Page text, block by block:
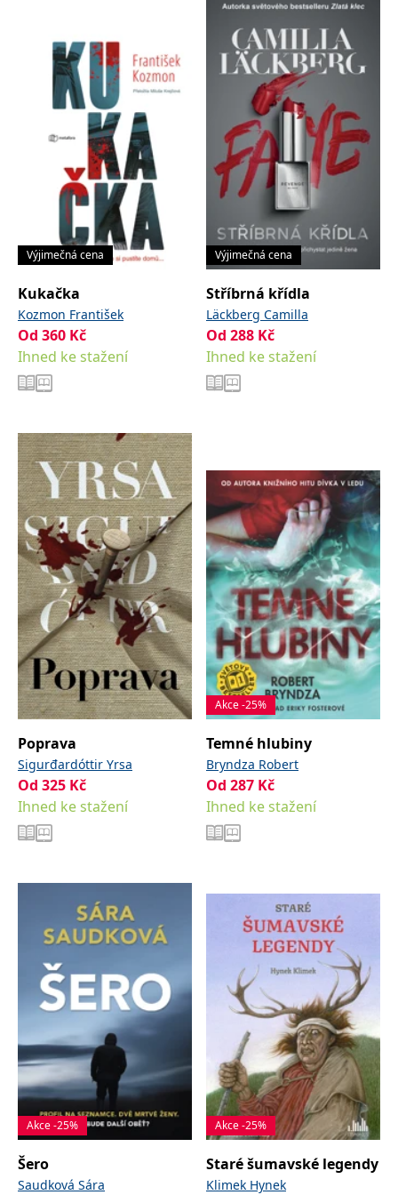
Výjimečná cena
Kukačka
Kozmon František
Od 360 Kč
Ihned ke stažení
Výjimečná cena
Stříbrná křídla
Läckberg Camilla
Od 288 Kč
Ihned ke stažení
Poprava
Sigurđardóttir Yrsa
Od 325 Kč
Ihned ke stažení
Akce -25%
Temné hlubiny
Bryndza Robert
Od 287 Kč
Ihned ke stažení
Akce -25%
Šero
Saudková Sára
Akce -25%
Staré šumavské legendy
Klimek Hynek
.doubleclick.net
Tento soubor cookie
nastavuje společnost
Doubleclick a provádí
informace o tom, jak
koncový uživatel používá
webové stránky a
jakoukoli reklamu,
kterou koncový uživatel
mohl vidět před
návštěvou uvedeného
webu.
.adform.net 2 měsíce
Tento soubor cookie
poskytuje jednoznačně
přiřazené strojově
generované ID uživatele
a shromažďuje údaje o
aktivitě na webu. Tato
data mohou být
odeslána k analýze a